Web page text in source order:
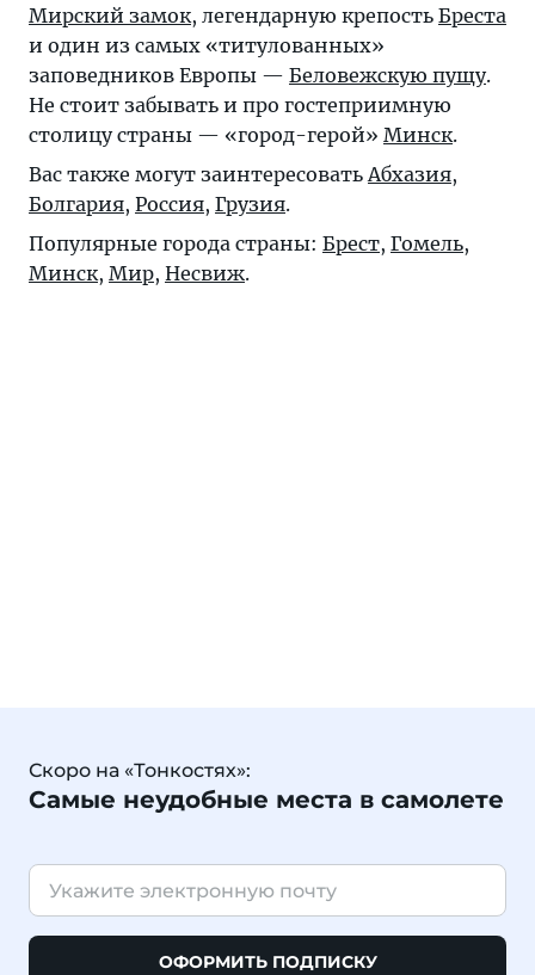
Мирский замок, легендарную крепость Бреста
и один из самых «титулованных»
заповедников Европы — Беловежскую пущу.
Не стоит забывать и про гостеприимную
столицу страны — «город-герой» Минск.
Вас также могут заинтересоватьАбхазия,
Болгария, Россия, Грузия.
Популярные города страны: Брест, Гомель,
Минск, Мир, Несвиж.
Скоро на «Тонкостях»:
Самые неудобные места в самолете
ОФОРМИТЬ ПОДПИСКУ